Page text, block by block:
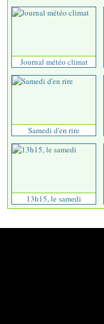
Journal météo climat
Samedi d'en rire
13h15, le samedi